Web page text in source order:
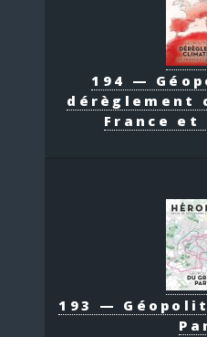
194 —
dérèglement
France et
193 —